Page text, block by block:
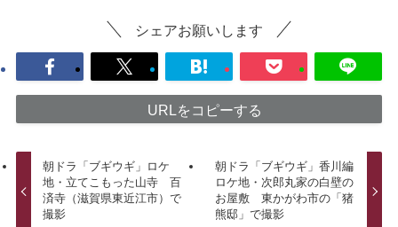
シェアお願いします
URLをコピーする
朝ドラ「ブギウギ」ロケ
地・立てこもった山寺 百
済寺（滋賀県東近江市）で
撮影
朝ドラ「ブギウギ」香川編
ロケ地・次郎丸家の白壁の
お屋敷 東かがわ市の「猪
熊邸」で撮影